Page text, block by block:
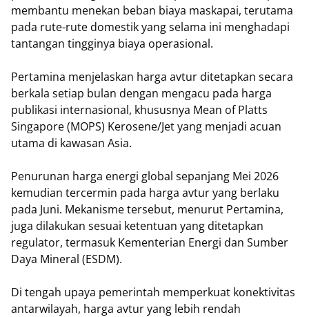
membantu menekan beban biaya maskapai, terutama
pada rute-rute domestik yang selama ini menghadapi
tantangan tingginya biaya operasional.
Pertamina menjelaskan harga avtur ditetapkan secara
berkala setiap bulan dengan mengacu pada harga
publikasi internasional, khususnya Mean of Platts
Singapore (MOPS) Kerosene/Jet yang menjadi acuan
utama di kawasan Asia.
Penurunan harga energi global sepanjang Mei 2026
kemudian tercermin pada harga avtur yang berlaku
pada Juni. Mekanisme tersebut, menurut Pertamina,
juga dilakukan sesuai ketentuan yang ditetapkan
regulator, termasuk Kementerian Energi dan Sumber
Daya Mineral (ESDM).
Di tengah upaya pemerintah memperkuat konektivitas
antarwilayah, harga avtur yang lebih rendah